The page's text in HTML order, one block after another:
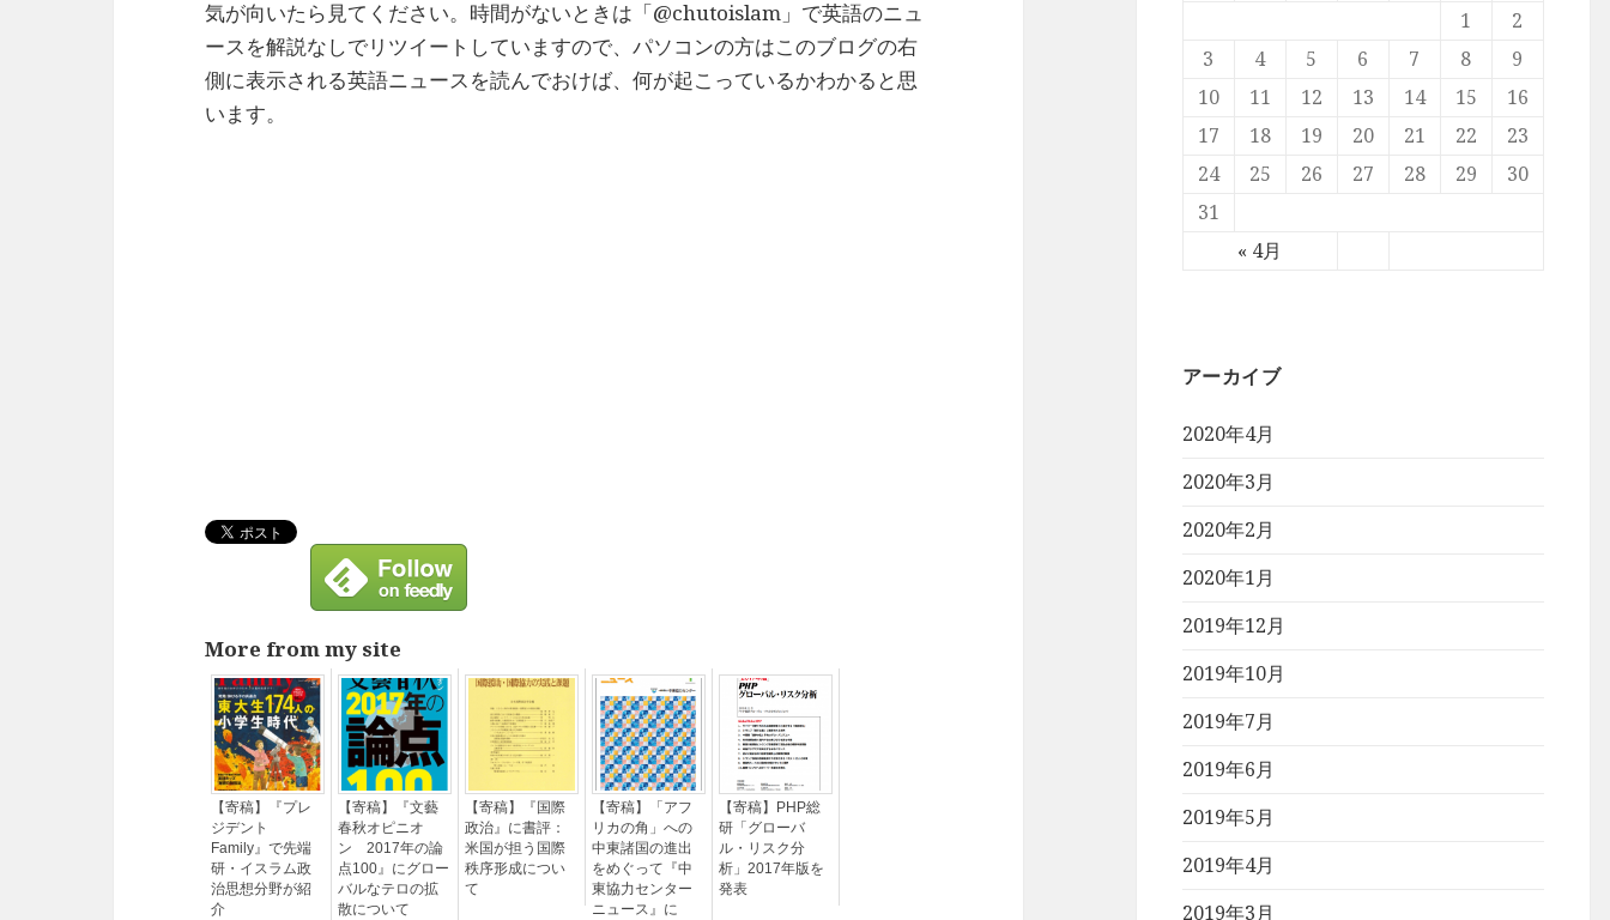
« 4月
1
2
3
4 5 6 7 8
9
10
11 12 13 14 15
16
17
18 19 20 21 22
23
24
25 26 27 28 29
30
31
アーカイブ
2020年4月
2020年3月
2020年2月
2020年1月
2019年12月
2019年10月
2019年7月
2019年6月
2019年5月
2019年4月
2019年3月
気が向いたら見てください。時間がないときは「@chutoislam」で英語のニュ
ースを解説なしでリツイートしていますので、パソコンの方はこのブログの右
側に表示される英語ニュースを読んでおけば、何が起こっているかわかると思
います。
More from my site
【寄稿】『プレ
ジデント
Family』で先端
研・イスラム政
治思想分野が紹
介
【寄稿】『文藝
春秋オピニオ
ン 2017年の論
点100』にグロー
バルなテロの拡
散について
【寄稿】『国際
政治』に書評：
米国が担う国際
秩序形成につい
て
【寄稿】「アフ
リカの角」への
中東諸国の進出
をめぐって『中
東協力センター
ニュース』に
【寄稿】PHP総
研「グローバ
ル・リスク分
析」2017年版を
発表